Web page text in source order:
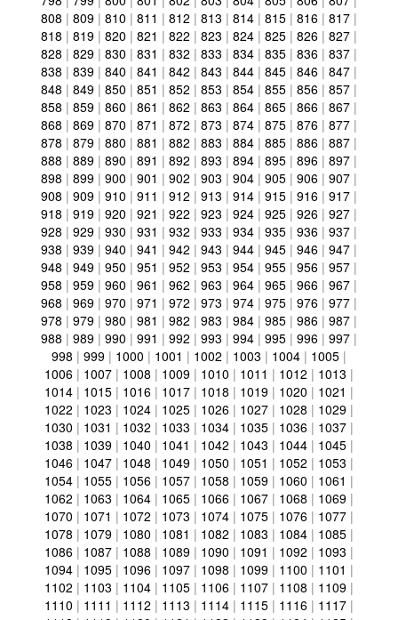
808 | 809 | 810 | 811 | 812 | 813 | 814 | 815 | 816 | 817 |
818 | 819 | 820 | 821 | 822 | 823 | 824 | 825 | 826 | 827 |
828 | 829 | 830 | 831 | 832 | 833 | 834 | 835 | 836 | 837 |
838 | 839 | 840 | 841 | 842 | 843 | 844 | 845 | 846 | 847 |
848 | 849 | 850 | 851 | 852 | 853 | 854 | 855 | 856 | 857 |
858 | 859 | 860 | 861 | 862 | 863 | 864 | 865 | 866 | 867 |
868 | 869 | 870 | 871 | 872 | 873 | 874 | 875 | 876 | 877 |
878 | 879 | 880 | 881 | 882 | 883 | 884 | 885 | 886 | 887 |
888 | 889 | 890 | 891 | 892 | 893 | 894 | 895 | 896 | 897 |
898 | 899 | 900 | 901 | 902 | 903 | 904 | 905 | 906 | 907 |
908 | 909 | 910 | 911 | 912 | 913 | 914 | 915 | 916 | 917 |
918 | 919 | 920 | 921 | 922 | 923 | 924 | 925 | 926 | 927 |
928 | 929 | 930 | 931 | 932 | 933 | 934 | 935 | 936 | 937 |
938 | 939 | 940 | 941 | 942 | 943 | 944 | 945 | 946 | 947 |
948 | 949 | 950 | 951 | 952 | 953 | 954 | 955 | 956 | 957 |
958 | 959 | 960 | 961 | 962 | 963 | 964 | 965 | 966 | 967 |
968 | 969 | 970 | 971 | 972 | 973 | 974 | 975 | 976 | 977 |
978 | 979 | 980 | 981 | 982 | 983 | 984 | 985 | 986 | 987 |
988 | 989 | 990 | 991 | 992 | 993 | 994 | 995 | 996 | 997 |
998 | 999 | 1000 | 1001 | 1002 | 1003 | 1004 | 1005 |
1006 | 1007 | 1008 | 1009 | 1010 | 1011 | 1012 | 1013 |
1014 | 1015 | 1016 | 1017 | 1018 | 1019 | 1020 | 1021 |
1022 | 1023 | 1024 | 1025 | 1026 | 1027 | 1028 | 1029 |
1030 | 1031 | 1032 | 1033 | 1034 | 1035 | 1036 | 1037 |
1038 | 1039 | 1040 | 1041 | 1042 | 1043 | 1044 | 1045 |
1046 | 1047 | 1048 | 1049 | 1050 | 1051 | 1052 | 1053 |
1054 | 1055 | 1056 | 1057 | 1058 | 1059 | 1060 | 1061 |
1062 | 1063 | 1064 | 1065 | 1066 | 1067 | 1068 | 1069 |
1070 | 1071 | 1072 | 1073 | 1074 | 1075 | 1076 | 1077 |
1078 | 1079 | 1080 | 1081 | 1082 | 1083 | 1084 | 1085 |
1086 | 1087 | 1088 | 1089 | 1090 | 1091 | 1092 | 1093 |
1094 | 1095 | 1096 | 1097 | 1098 | 1099 | 1100 | 1101 |
1102 | 1103 | 1104 | 1105 | 1106 | 1107 | 1108 | 1109 |
1110 | 1111 | 1112 | 1113 | 1114 | 1115 | 1116 | 1117 |